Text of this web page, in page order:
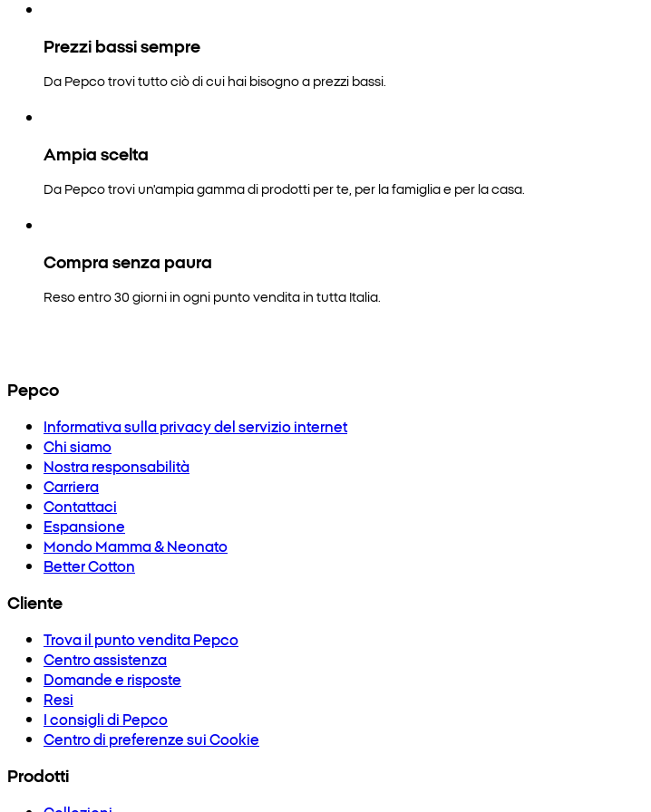
Prezzi bassi sempre
Da Pepco trovi tutto ciò di cui hai bisogno a prezzi bassi.
Ampia scelta
Da Pepco trovi un'ampia gamma di prodotti per te, per la famiglia e per la casa.
Compra senza paura
Reso entro 30 giorni in ogni punto vendita in tutta Italia.
Pepco
Informativa sulla privacy del servizio internet
Chi siamo
Nostra responsabilità
Carriera
Contattaci
Espansione
Mondo Mamma & Neonato
Better Cotton
Cliente
Trova il punto vendita Pepco
Centro assistenza
Domande e risposte
Resi
I consigli di Pepco
Centro di preferenze sui Cookie
Prodotti